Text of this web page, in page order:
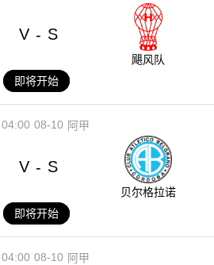
V - S
飓风队
即将开始
08-10
04:00 阿甲
V - S
贝尔格拉诺
即将开始
08-10
04:00 阿甲